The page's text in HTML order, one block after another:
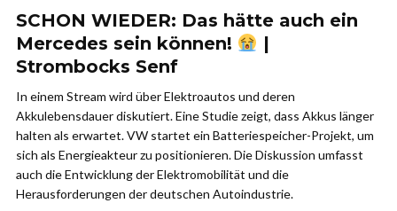
SCHON WIEDER: Das hätte auch ein
Mercedes sein können!
|
Strombocks Senf
In einem Stream wird über Elektroautos und deren
Akkulebensdauer diskutiert. Eine Studie zeigt, dass Akkus länger
halten als erwartet. VW startet ein Batteriespeicher-Projekt, um
sich als Energieakteur zu positionieren. Die Diskussion umfasst
auch die Entwicklung der Elektromobilität und die
Herausforderungen der deutschen Autoindustrie.